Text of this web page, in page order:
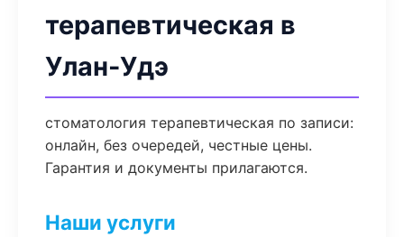
терапевтическая в
Улан-Удэ
стоматология терапевтическая по записи:
онлайн, без очередей, честные цены.
Гарантия и документы прилагаются.
Наши услуги